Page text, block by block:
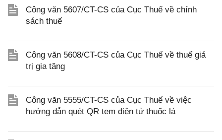
Công văn 5607/CT-CS của Cục Thuế về chính
sách thuế
Công văn 5608/CT-CS của Cục Thuế về thuế giá
trị gia tăng
Công văn 5555/CT-CS của Cục Thuế về việc
hướng dẫn quét QR tem điện tử thuốc lá